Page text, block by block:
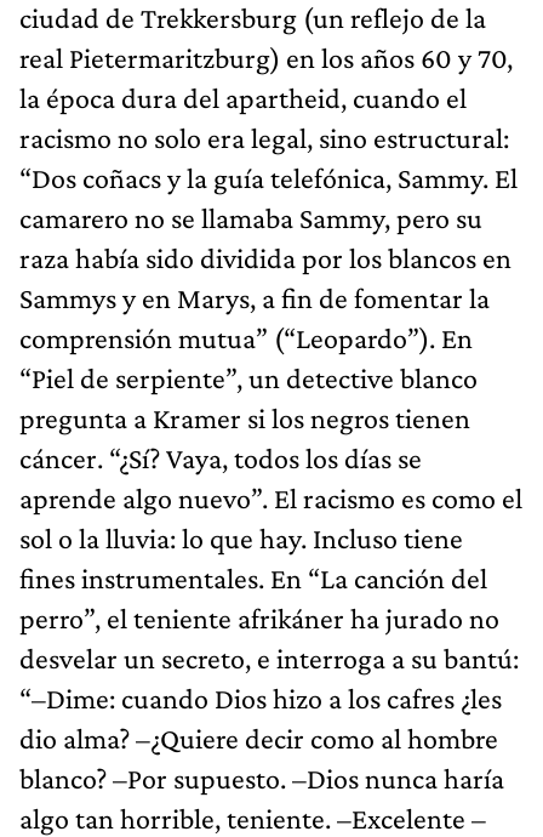
ciudad de Trekkersburg (un reflejo de la
real Pietermaritzburg) en los años 60 y 70,
la época dura del apartheid, cuando el
racismo no solo era legal, sino estructural:
“Dos coñacs y la guía telefónica, Sammy. El
camarero no se llamaba Sammy, pero su
raza había sido dividida por los blancos en
Sammys y en Marys, a fin de fomentar la
comprensión mutua” (“Leopardo”). En
“Piel de serpiente”, un detective blanco
pregunta a Kramer si los negros tienen
cáncer. “¿Sí? Vaya, todos los días se
aprende algo nuevo”. El racismo es como el
sol o la lluvia: lo que hay. Incluso tiene
fines instrumentales. En “La canción del
perro”, el teniente afrikáner ha jurado no
desvelar un secreto, e interroga a su bantú:
“–Dime: cuando Dios hizo a los cafres ¿les
dio alma? –¿Quiere decir como al hombre
blanco? –Por supuesto. –Dios nunca haría
algo tan horrible, teniente. –Excelente –